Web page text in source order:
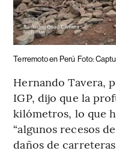
Terremoto en Perú Foto:
Hernando Tavera,
IGP, dijo que la
kilómetros, lo que
“algunos recesos
daños de